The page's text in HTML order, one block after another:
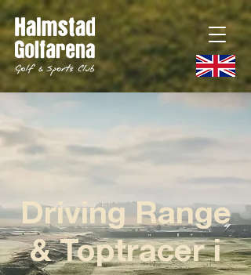
Driving Range
& Toptracer i